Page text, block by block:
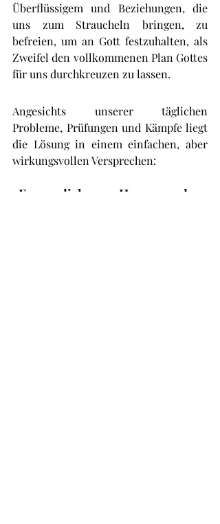
Überflüssigem und Beziehungen, die
uns zum Straucheln bringen, zu
befreien, um an Gott festzuhalten, als
Zweifel den vollkommenen Plan Gottes
für uns durchkreuzen zu lassen.
Angesichts unserer täglichen
Probleme, Prüfungen und Kämpfe liegt
die Lösung in einem einfachen, aber
wirkungsvollen Versprechen:
„Freue dich am Herrn, und er